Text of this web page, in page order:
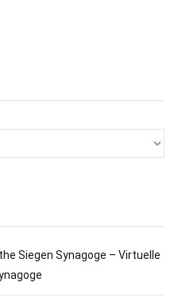
Siegen Synagoge – Virtuelle